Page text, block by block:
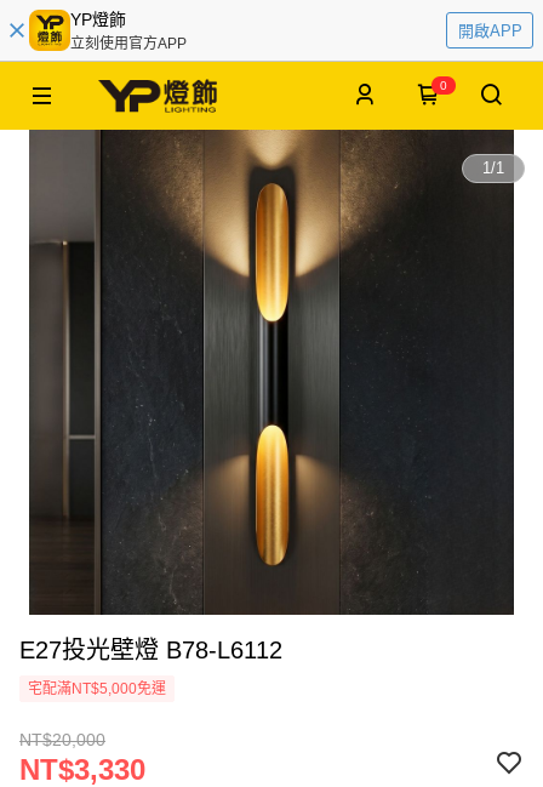
YP燈飾
立刻使用官方APP
開啟APP
0
1/1
E27投光壁燈 B78-L6112
宅配滿NT$5,000免運
NT$20,000
NT$3,330